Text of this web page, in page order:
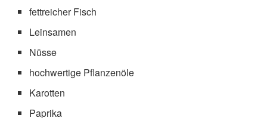
fettreicher Fisch
Leinsamen
Nüsse
hochwertige Pflanzenöle
Karotten
Paprika